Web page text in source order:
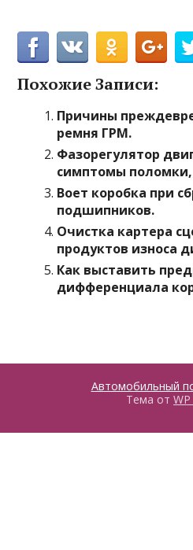
Похожие Записи:
Причины
ремня ГРМ.
Фазорегулятор
симптомы
Воет коробка при
подшипников.
Очистка картера
продуктов износа
Как выставить
дифференциала
Автомобильный
Тема от